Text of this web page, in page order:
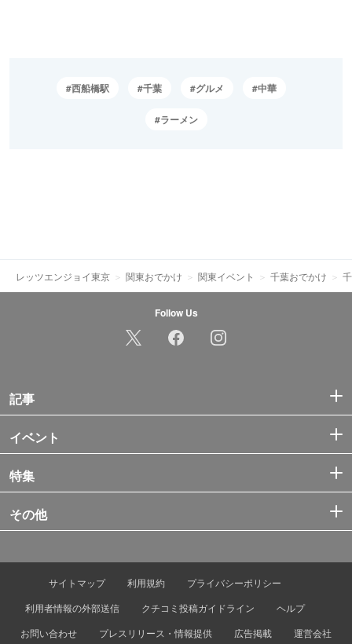
西船橋駅 千葉 グルメ 中華
ラーメン
レッツエンジョイ東京 関東おでかけ 関東イベント 千葉おでかけ
Follow Us
記事
イベント
特集
その他
サイトマップ 利用規約
プライバシーポリシー
利用者情報の外部送信
クチコミ投稿ガイドライン
ヘルプ
お問い合わせ
プレスリリース・情報提供 広告掲載 運営会社